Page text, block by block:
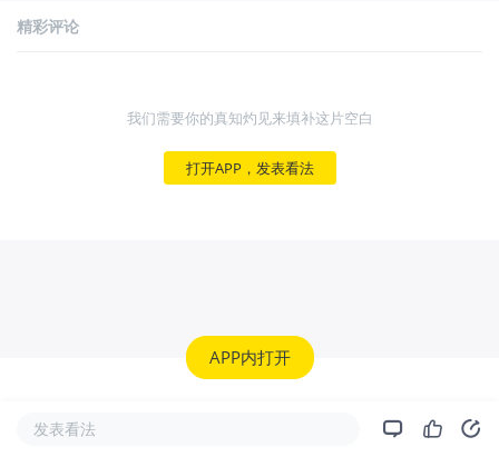
精彩评论
我们需要你的真知灼见来填补这片空白
打开APP，发表看法
APP内打开
发表看法